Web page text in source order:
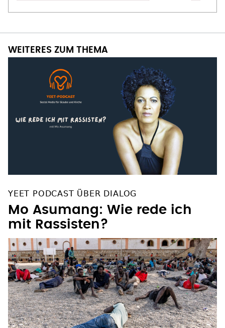
WEITERES ZUM THEMA
YEET PODCAST ÜBER DIALOG
Mo Asumang: Wie rede ich
mit Rassisten?